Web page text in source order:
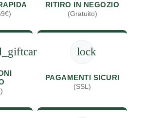
RITIRO IN NEGOZIO
(Gratuito)
lock
PAGAMENTI SICURI
(SSL)